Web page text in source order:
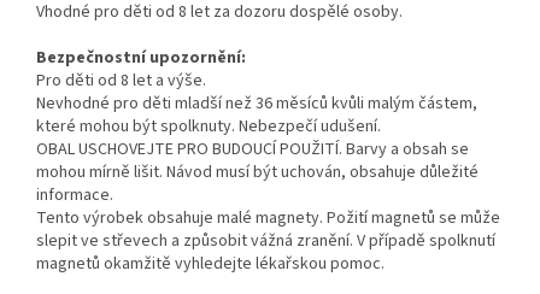
Vhodné pro děti od 8 let za dozoru dospělé osoby.
Bezpečnostní upozornění:
Pro děti od 8 let a výše.
Nevhodné pro děti mladší než 36 měsíců kvůli malým částem,
které mohou být spolknuty. Nebezpečí udušení.
OBAL USCHOVEJTE PRO BUDOUCÍ POUŽITÍ. Barvy a obsah se
mohou mírně lišit. Návod musí být uchován, obsahuje důležité
informace.
Tento výrobek obsahuje malé magnety. Požití magnetů se může
slepit ve střevech a způsobit vážná zranění. V případě spolknutí
magnetů okamžitě vyhledejte lékařskou pomoc.